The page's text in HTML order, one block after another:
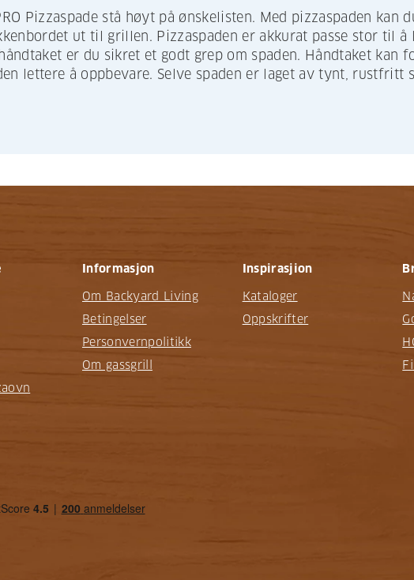
Pizzaspade stå høyt på ønskelisten. Med pizzaspaden kan
ut til grillen. Pizzaspaden er akkurat passe stor til å
er du sikret et godt grep om spaden. Håndtaket kan
lettere å oppbevare. Selve spaden er laget av tynt, rustfritt
Informasjon
Om Backyard Living
Betingelser
Personvernpolitikk
Om gassgrill
Inspirasjion
Kataloger
Oppskrifter